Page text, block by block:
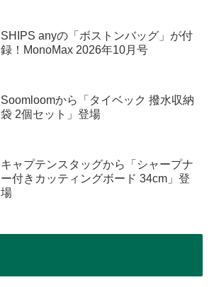
SHIPS anyの「ボストンバッグ」が付
録！MonoMax 2026年10月号
Soomloomから「タイベック 撥水収納
袋 2個セット」登場
キャプテンスタッグから「シャープナ
ー付きカッティングボード 34cm」登
場